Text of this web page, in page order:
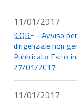
11/01/2017
ICQRF- Avviso
dirigenziale non
Pubblicato Esito
27/01/2017.
11/01/2017